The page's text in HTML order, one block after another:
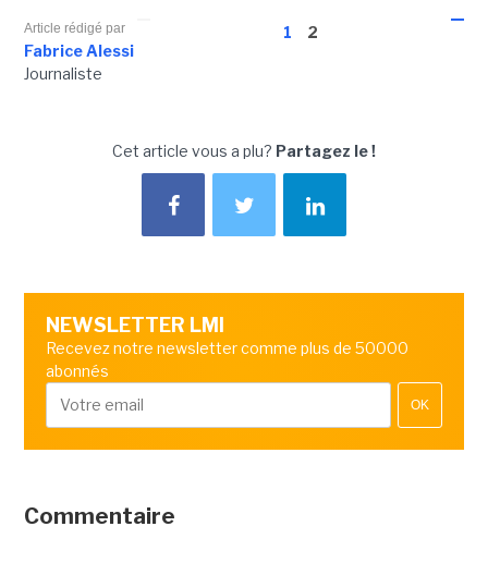
1 2
Article rédigé par
Fabrice Alessi
Journaliste
Cet article vous a plu? Partagez le !
NEWSLETTER LMI
Recevez notre newsletter comme plus de 50000
abonnés
OK
Commentaire